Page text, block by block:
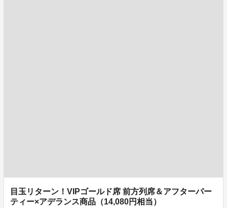
目玉リターン！VIPゴールド席 前方列席＆アフターパー
ティー×アデランス商品（14,080円相当）